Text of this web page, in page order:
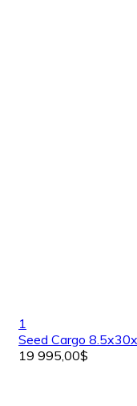
1
Seed Cargo
19 995,00$